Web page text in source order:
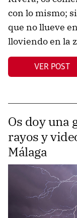
con lo mismo;
que no llueve
lloviendo en la
VER POST
Os doy una
rayos y
Málaga